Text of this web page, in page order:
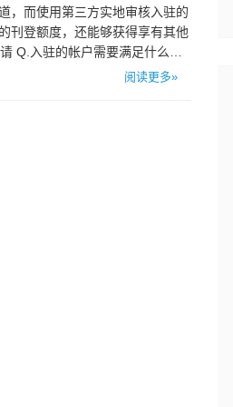
，而使用第三方实地审核入驻的
刊登额度，还能够获得享有其他
Q.入驻的帐户需要满足什么条
阅读更多»